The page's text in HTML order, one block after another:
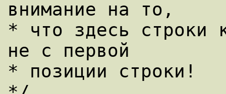
внимание на то,
* что здесь строки
не с первой
* позиции строки!